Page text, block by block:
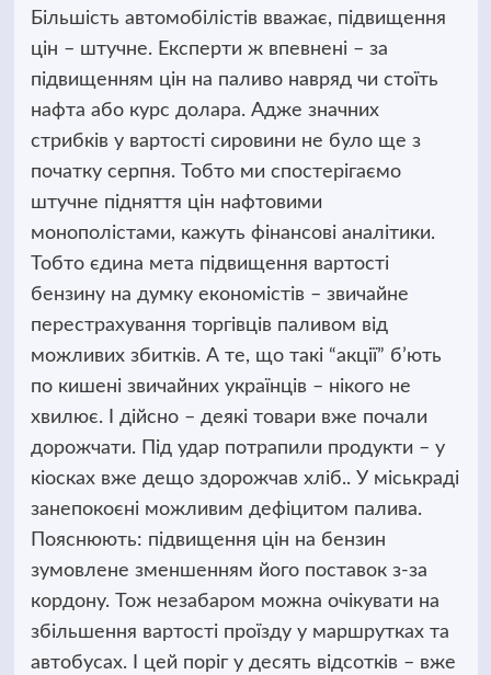
Більшість автомобілістів вважає, підвищення
цін – штучне. Експерти ж впевнені – за
підвищенням цін на паливо навряд чи стоїть
нафта або курс долара. Адже значних
стрибків у вартості сировини не було ще з
початку серпня. Тобто ми спостерігаємо
штучне підняття цін нафтовими
монополістами, кажуть фінансові аналітики.
Тобто єдина мета підвищення вартості
бензину на думку економістів – звичайне
перестрахування торгівців паливом від
можливих збитків. А те, що такі “акції” б’ють
по кишені звичайних українців – нікого не
хвилює. І дійсно – деякі товари вже почали
дорожчати. Під удар потрапили продукти – у
кіосках вже дещо здорожчав хліб.. У міськраді
занепокоєні можливим дефіцитом палива.
Пояснюють: підвищення цін на бензин
зумовлене зменшенням його поставок з-за
кордону. Тож незабаром можна очікувати на
збільшення вартості проїзду у маршрутках та
автобусах. І цей поріг у десять відсотків – вже